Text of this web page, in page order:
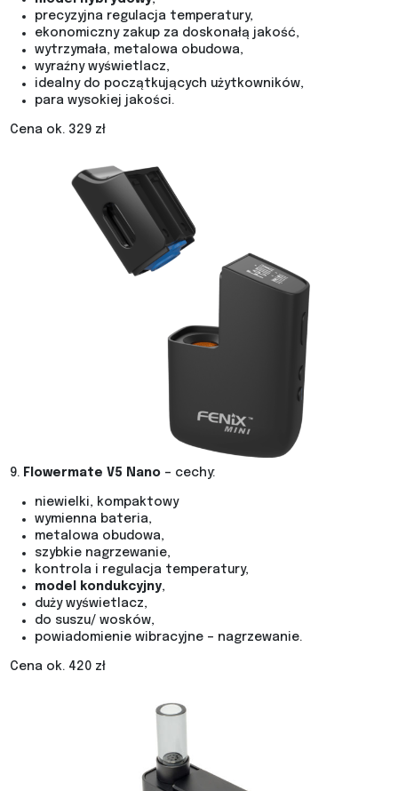
precyzyjna regulacja temperatury,
ekonomiczny zakup za doskonałą jakość,
wytrzymała, metalowa obudowa,
wyraźny wyświetlacz,
idealny do początkujących użytkowników,
para wysokiej jakości.
Cena ok. 329 zł
9. Flowermate V5 Nano– cechy:
niewielki, kompaktowy
wymienna bateria,
metalowa obudowa,
szybkie nagrzewanie,
kontrola i regulacja temperatury,
model kondukcyjny,
duży wyświetlacz,
do suszu/ wosków,
powiadomienie wibracyjne – nagrzewanie.
Cena ok. 420 zł